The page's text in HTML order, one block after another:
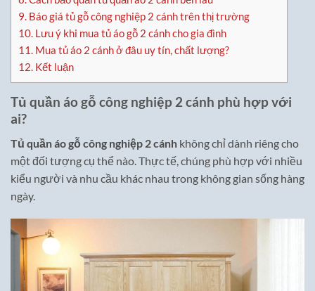
9. Báo giá tủ gỗ công nghiệp 2 cánh trên thị trường
10. Lưu ý khi mua tủ áo gỗ 2 cánh cho gia đình
11. Mua tủ áo 2 cánh ở đâu uy tín, chất lượng?
12. Kết luận
Tủ quần áo gỗ công nghiệp 2 cánh phù hợp với
ai?
Tủ quần áo gỗ công nghiệp 2 cánh không chỉ dành riêng cho
một đối tượng cụ thể nào. Thực tế, chúng phù hợp với nhiều
kiểu người và nhu cầu khác nhau trong không gian sống hàng
ngày.